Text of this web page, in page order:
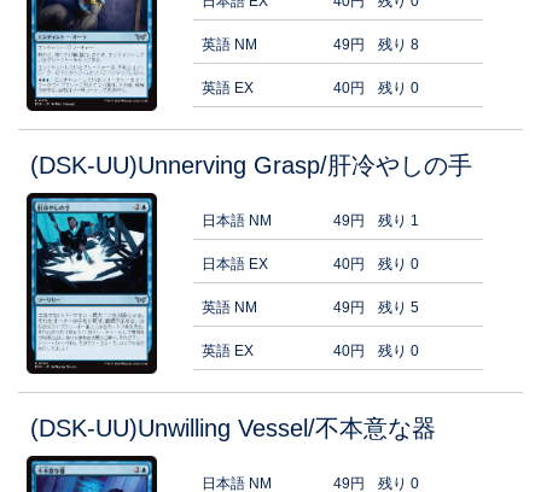
英語 NM 49円 残り 8
英語 EX 40円 残り 0
(DSK-UU)Unnerving Grasp/肝冷やしの手
日本語 NM 49円 残り 1
日本語 EX 40円 残り 0
英語 NM 49円 残り 5
英語 EX 40円 残り 0
(DSK-UU)Unwilling Vessel/不本意な器
日本語 NM 49円 残り 0